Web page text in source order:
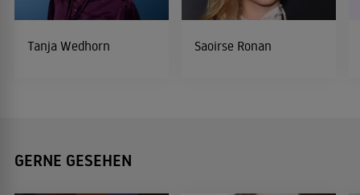
Tanja Wedhorn Saoirse Ronan
GERNE GESEHEN